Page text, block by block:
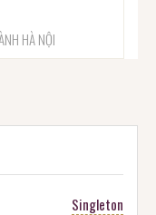
HÀ NỘI
Singleton